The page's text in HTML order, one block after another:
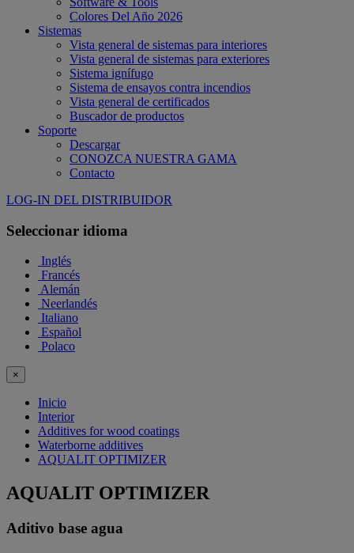
Colores Del Año 2026
Sistemas
Vista general de sistemas para interiores
Vista general de sistemas para exteriores
Sistema ignífugo
Sistema de ensayos contra incendios
Vista general de certificados
Buscador de productos
Soporte
Descargar
CONOZCA NUESTRA GAMA
Contacto
LOG-IN DEL DISTRIBUIDOR
Seleccionar idioma
Inglés
Francés
Alemán
Neerlandés
Italiano
Español
Polaco
×
Inicio
Interior
Additives for wood coatings
Waterborne additives
AQUALIT OPTIMIZER
AQUALIT OPTIMIZER
Aditivo base agua